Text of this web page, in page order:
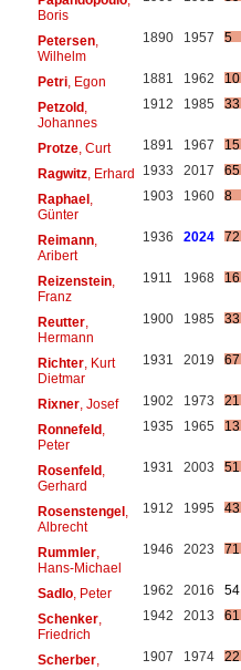
Boris
Petersen,
Wilhelm
1890 1957 5
Petri, Egon 1881 1962
10
Petzold,
Johannes
1912 1985 33
Protze, Curt 1891 1967
15
Ragwitz, Erhard 1933 2017
65
Raphael,
Günter
1903 1960 8
Reimann,
Aribert
1936 2024 72
Reizenstein,
Franz
1911 1968 16
Reutter,
Hermann
1900 1985 33
Richter, Kurt
Dietmar
1931 2019 67
Rixner, Josef 1902 1973
21
Ronnefeld,
Peter
1935 1965 13
Rosenfeld,
Gerhard
1931 2003 51
Rosenstengel,
Albrecht
1912 1995 43
Rummler,
Hans-Michael
1946 2023 71
Sadlo, Peter 1962 2016
54
Schenker,
Friedrich
1942 2013 61
Scherber,
1907 1974 22